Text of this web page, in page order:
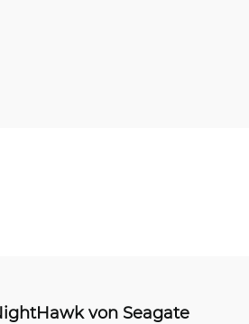
von Seagate